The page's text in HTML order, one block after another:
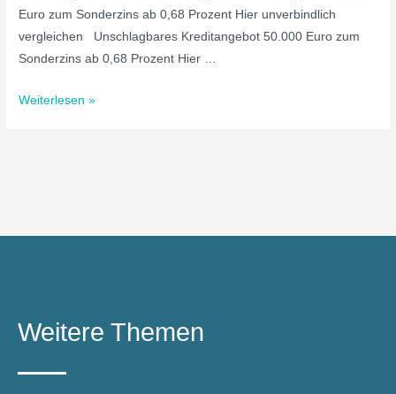
Euro zum Sonderzins ab 0,68 Prozent Hier unverbindlich
vergleichen Unschlagbares Kreditangebot 50.000 Euro zum
Sonderzins ab 0,68 Prozent Hier …
Weiterlesen »
Weitere Themen